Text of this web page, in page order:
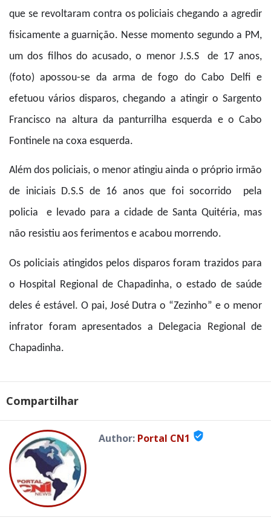
que se revoltaram contra os policiais chegando a agredir
fisicamente a guarnição. Nesse momento segundo a PM,
um dos filhos do acusado, o menor J.S.S de 17 anos,
(foto) apossou-se da arma de fogo do Cabo Delfi e
efetuou vários disparos, chegando a atingir o Sargento
Francisco na altura da panturrilha esquerda e o Cabo
Fontinele na coxa esquerda.
Além dos policiais, o menor atingiu ainda o próprio irmão
de iniciais D.S.S de 16 anos que foi socorrido pela
policia e levado para a cidade de Santa Quitéria, mas
não resistiu aos ferimentos e acabou morrendo.
Os policiais atingidos pelos disparos foram trazidos para
o Hospital Regional de Chapadinha, o estado de saúde
deles é estável. O pai, José Dutra o “Zezinho” e o menor
infrator foram apresentados a Delegacia Regional de
Chapadinha.
Compartilhar
Author: Portal CN1 verified_user